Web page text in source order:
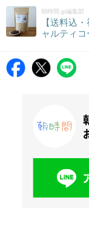
朝時間.jp編集部
【送料込
ャルティ